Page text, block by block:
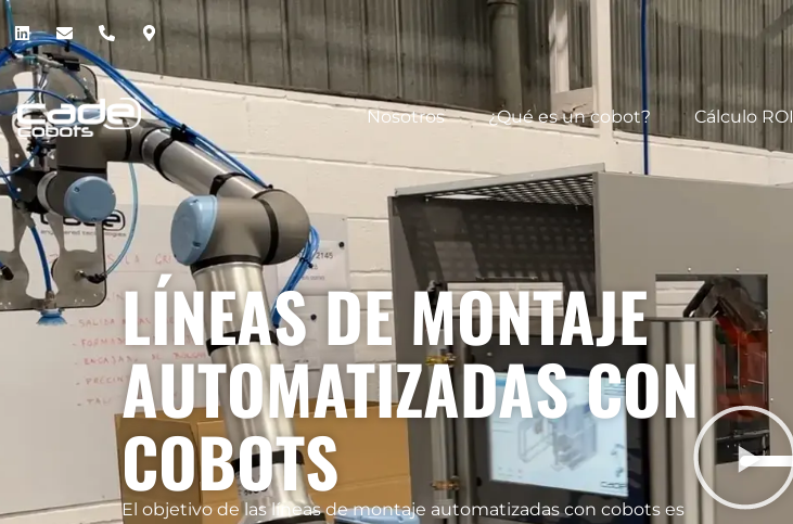
Nosotros ¿Qué es un cobot? Cálculo ROI
LÍNEAS DE MONTAJE
AUTOMATIZADAS CON
COBOTS
El objetivo de las líneas de montaje automatizadas con cobots es